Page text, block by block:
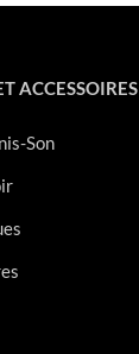
ACCESSOIRES
Son